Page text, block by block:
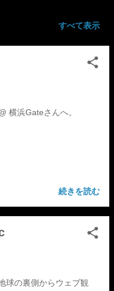
すべて表示
横浜Gateさんへ。
続きを読む
球の裏側からウェブ観